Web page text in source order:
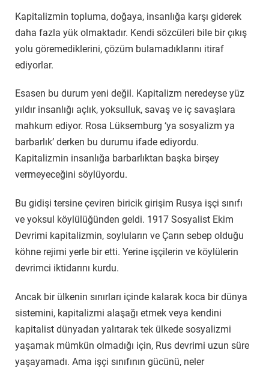
Kapitalizmin topluma, doğaya, insanlığa karşı giderek
daha fazla yük olmaktadır. Kendi sözcüleri bile bir çıkış
yolu göremediklerini, çözüm bulamadıklarını itiraf
ediyorlar.
Esasen bu durum yeni değil. Kapitalizm neredeyse yüz
yıldır insanlığı açlık, yoksulluk, savaş ve iç savaşlara
mahkum ediyor. Rosa Lüksemburg ‘ya sosyalizm ya
barbarlık’ derken bu durumu ifade ediyordu.
Kapitalizmin insanlığa barbarlıktan başka birşey
vermeyeceğini söylüyordu.
Bu gidişi tersine çeviren biricik girişim Rusya işçi sınıfı
ve yoksul köylülüğünden geldi. 1917 Sosyalist Ekim
Devrimi kapitalizmin, soyluların ve Çarın sebep olduğu
köhne rejimi yerle bir etti. Yerine işçilerin ve köylülerin
devrimci iktidarını kurdu.
Ancak bir ülkenin sınırları içinde kalarak koca bir dünya
sistemini, kapitalizmi alaşağı etmek veya kendini
kapitalist dünyadan yalıtarak tek ülkede sosyalizmi
yaşamak mümkün olmadığı için, Rus devrimi uzun süre
yaşayamadı. Ama işçi sınıfının gücünü, neler